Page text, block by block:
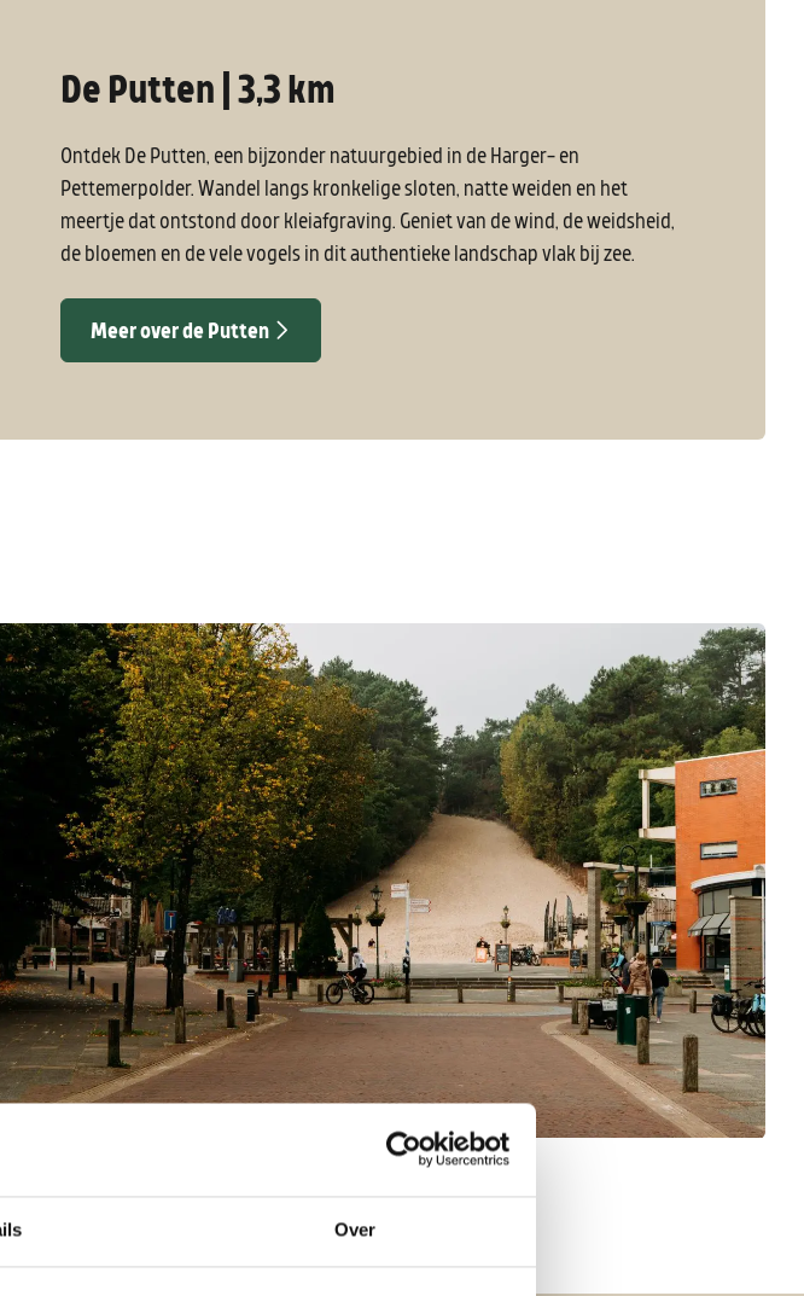
Over
De Putten | 3,3 km
Ontdek De Putten, een bijzonder natuurgebied in de Harger- en
Pettemerpolder. Wandel langs kronkelige sloten, natte weiden en het
meertje dat ontstond door kleiafgraving. Geniet van de wind, de weidsheid,
de bloemen en de vele vogels in dit authentieke landschap vlak bij zee.
Meer over de Putten